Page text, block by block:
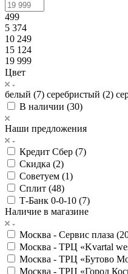
499
5 374
10 249
15 124
19 999
Цвет
белый (7) серебристый (2)
В наличии (30)
Наши предложения
Кредит Сбер (7)
Скидка (2)
Советуем (1)
Сплит (48)
Т-Банк 0-0-10 (7)
Наличие в магазине
Москва - Сервис плаза (
Москва - ТРЦ «Kvartal
Москва - ТРЦ «Бутово
Москва - ТРЦ «Город